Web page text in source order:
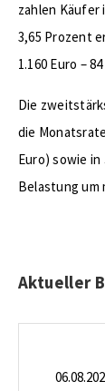
zahlen Käufer
3,65 Prozent
1.160 Euro –
Die
die
Euro) sowie in
Belastung um
Aktueller